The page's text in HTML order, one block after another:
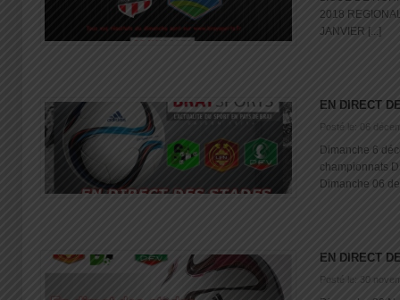
2018
JANVIER [...]
EN DIRECT
Posté le: 06
Dimanche 6
championnats
Dimanche 06
EN DIRECT
Posté le: 30